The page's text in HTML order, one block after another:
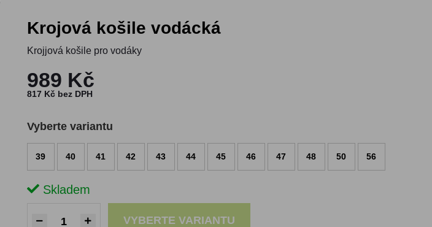
Krojová košile vodácká
Krojjová košile pro vodáky
989 Kč
817 Kč bez DPH
Vyberte variantu
39 40 41 42 43 44 45 46 47 48 50 56
Skladem
VYBERTE VARIANTU